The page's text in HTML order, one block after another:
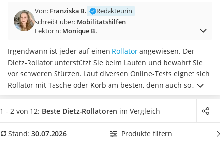
Masturbator
Massagepistole
Reisehaartrockner
Eiweißpulver
Magnesiumpräparat
Katzenklappe
Nackenmassagegerät
Zeckenschutz Katze
Philips-Sonicare-Zahnbürste
Von: Franziska B.
Redakteurin
schreibt über: Mobilitätshilfen
Lektorin: Monique B.
Irgendwann ist jeder auf einen Rollator angewiesen. Der
Dietz-Rollator unterstützt Sie beim Laufen und bewahrt Sie
vor schweren Stürzen. Laut diversen Online-Tests eignet sich
Rollator mit Tasche oder Korb am besten, denn auch so
können Sieohne Probleme eigenständig einkaufen gehen.
Wählen Sie jetzt aus unsere Vergleichstabelle einen Dietz-
längeren Laufen auch mal entspannt auf den Rollator sitzen
1 - 2 von 12: Beste Dietz-Rollatoren im Vergleich
Stand: 30.07.2026 Produkte filtern